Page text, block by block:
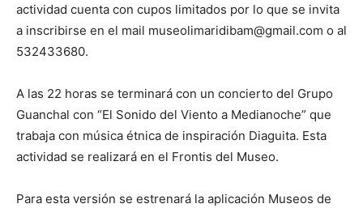
actividad cuenta con cupos limitados por lo que se invita
a inscribirse en el mail museolimaridibam@gmail.com o al
532433680.
A las 22 horas se terminará con un concierto del Grupo
Guanchal con “El Sonido del Viento a Medianoche” que
trabaja con música étnica de inspiración Diaguita. Esta
actividad se realizará en el Frontis del Museo.
Para esta versión se estrenará la aplicación Museos de